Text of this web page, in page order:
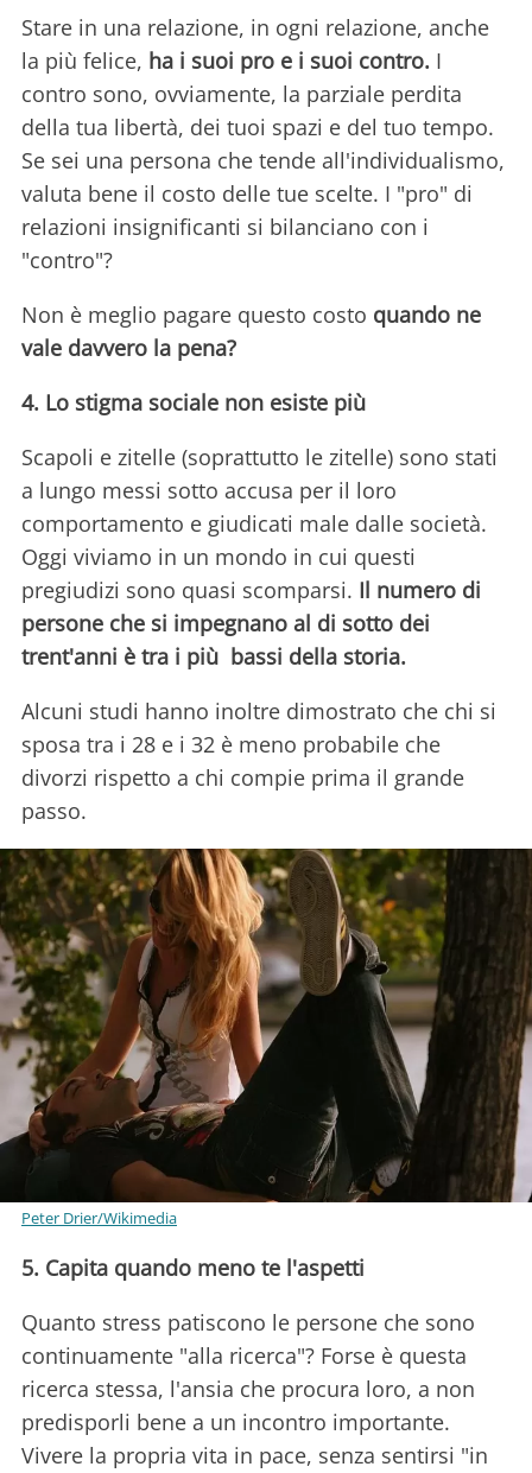
Stare in una relazione, in ogni relazione, anche
la più felice, ha i suoi pro e i suoi contro. I
contro sono, ovviamente, la parziale perdita
della tua libertà, dei tuoi spazi e del tuo tempo.
Se sei una persona che tende all'individualismo,
valuta bene il costo delle tue scelte. I "pro" di
relazioni insignificanti si bilanciano con i
"contro"?
Non è meglio pagare questo costo quando ne
vale davvero la pena?
4. Lo stigma sociale non esiste più
Scapoli e zitelle (soprattutto le zitelle) sono stati
a lungo messi sotto accusa per il loro
comportamento e giudicati male dalle società.
Oggi viviamo in un mondo in cui questi
pregiudizi sono quasi scomparsi. Il numero di
persone che si impegnano al di sotto dei
trent'anni è tra i più bassi della storia.
Alcuni studi hanno inoltre dimostrato che chi si
sposa tra i 28 e i 32 è meno probabile che
divorzi rispetto a chi compie prima il grande
passo.
Peter Drier/Wikimedia
5. Capita quando meno te l'aspetti
Quanto stress patiscono le persone che sono
continuamente "alla ricerca"? Forse è questa
ricerca stessa, l'ansia che procura loro, a non
predisporli bene a un incontro importante.
Vivere la propria vita in pace, senza sentirsi "in